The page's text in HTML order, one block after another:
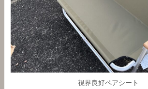
視界良好ペアシート